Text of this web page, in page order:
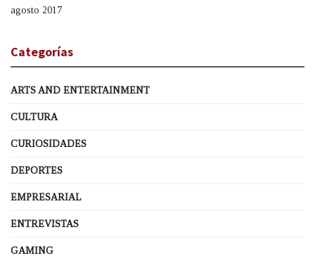
agosto 2017
Categorías
ARTS AND ENTERTAINMENT
CULTURA
CURIOSIDADES
DEPORTES
EMPRESARIAL
ENTREVISTAS
GAMING